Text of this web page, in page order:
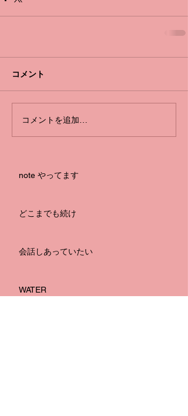
コメント
コメントを追加…
note やってます
どこまでも続け
会話しあっていたい
WATER